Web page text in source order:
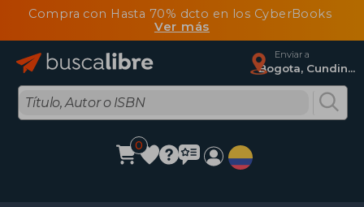
Compra con Hasta 70% dcto en los CyberBooks
Ver más
Enviar a
Bogota, Cundinamarca
0